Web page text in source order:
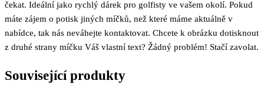
čekat. Ideální jako rychlý dárek pro golfisty ve vašem okolí. Pokud
máte zájem o potisk jiných míčků, než které máme aktuálně v
nabídce, tak nás neváhejte kontaktovat. Chcete k obrázku dotisknout
z druhé strany míčku Váš vlastní text? Žádný problém! Stačí zavolat.
Související produkty